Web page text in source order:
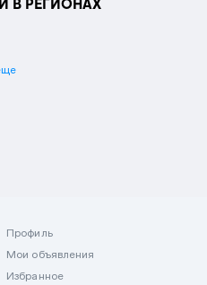
В РЕГИОНАХ
Профиль
Мои объявления
Избранное